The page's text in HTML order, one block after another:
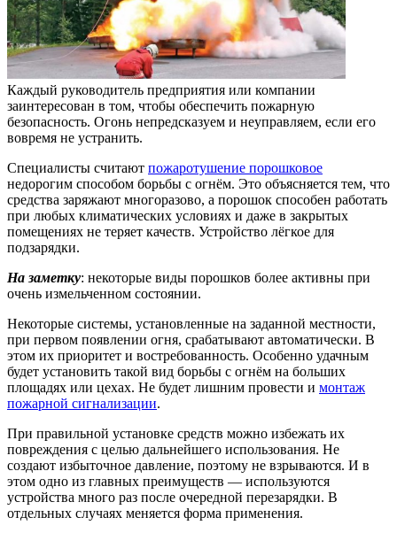
Каждый руководитель предприятия или компании
заинтересован в том, чтобы обеспечить пожарную
безопасность. Огонь непредсказуем и неуправляем, если его
вовремя не устранить.
Специалисты считают пожаротушение порошковое
недорогим способом борьбы с огнём. Это объясняется тем, что
средства заряжают многоразово, а порошок способен работать
при любых климатических условиях и даже в закрытых
помещениях не теряет качеств. Устройство лёгкое для
подзарядки.
На заметку: некоторые виды порошков более активны при
очень измельченном состоянии.
Некоторые системы, установленные на заданной местности,
при первом появлении огня, срабатывают автоматически. В
этом их приоритет и востребованность. Особенно удачным
будет установить такой вид борьбы с огнём на больших
площадях или цехах. Не будет лишним провести и монтаж
пожарной сигнализации.
При правильной установке средств можно избежать их
повреждения с целью дальнейшего использования. Не
создают избыточное давление, поэтому не взрываются. И в
этом одно из главных преимуществ — используются
устройства много раз после очередной перезарядки. В
отдельных случаях меняется форма применения.